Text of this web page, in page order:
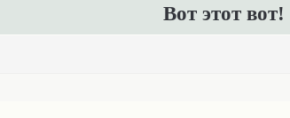
Вот этот вот!